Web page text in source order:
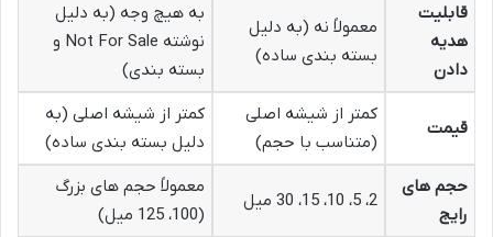
قابلیت
هدیه
دادن
معمولاً نه (به دلیل
بسته بندی ساده)
به هیچ وجه (به دلیل
نوشته Not For Sale و
بسته بندی)
قیمت
کمتر از شیشه اصلی
(متناسب با حجم)
کمتر از شیشه اصلی (به
دلیل بسته بندی ساده)
حجم های
رایج
2، 5، 10، 15، 30 میل
معمولاً حجم های بزرگ
(100، 125 میل)